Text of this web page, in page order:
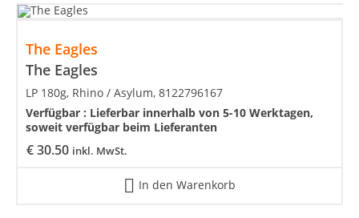
The Eagles
The Eagles
€30.50 inkl. MwSt.
LP 180g, Rhino / Asylum, 8122796167
Verfügbar : Lieferbar innerhalb von 5-10 Werktagen,
soweit verfügbar beim Lieferanten
In den Warenkorb